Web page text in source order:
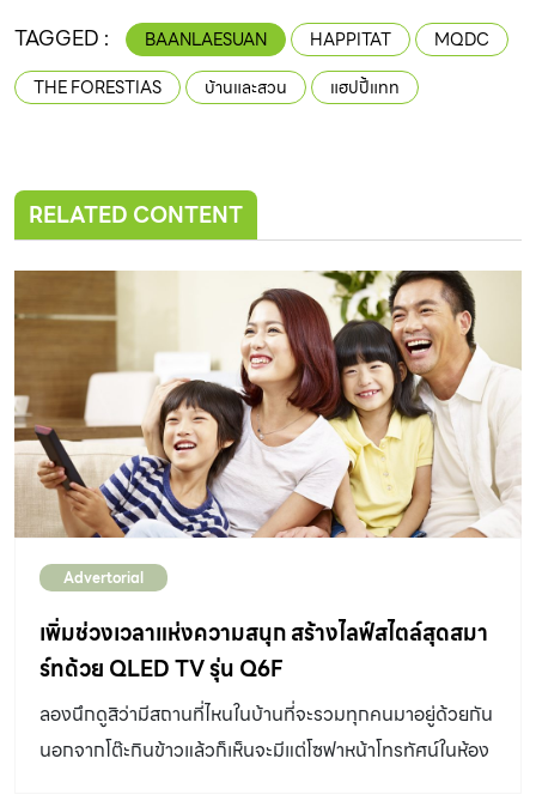
TAGGED : BAANLAESUAN HAPPITAT
MQDC
THE FORESTIAS
บ้านและสวน แฮปปี้แทท
RELATED CONTENT
Advertorial
เพิ่มช่วงเวลาแห่งความสนุก สร้างไลฟ์สไตล์สุดสมา
ร์ทด้วย QLED TV รุ่น Q6F
ลองนึกดูสิว่ามีสถานที่ไหนในบ้านที่จะรวมทุกคนมาอยู่ด้วยกัน
นอกจากโต๊ะกินข้าวแล้วก็เห็นจะมีแต่โซฟาหน้าโทรทัศน์ในห้อง